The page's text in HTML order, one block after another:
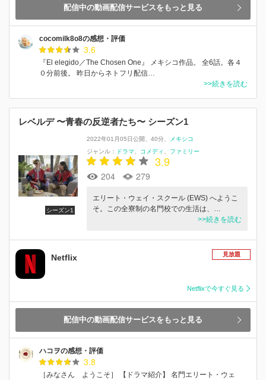
配信中の動画配信サービスをもっと見る
cocomilk8o8の感想・評価
3.6
『El elegido／The Chosen One』 メキシコ作品。 全6話。各４
０分前後。 昨日からネトフリ配信…
>>続きを読む
レベルデ 〜青春の反逆者たち〜 シーズン1
シーズン1
2022年01月05日公開 40分
メキシコ
ジャンル：
ドラマ コメディ ファミリー
3.9
204 279
エリート・ウェイ・スクール (EWS) へようこ
そ。この全寮制の名門校での生活は、…
>>続きを読む
Netflix 見放題
Netflixで今すぐ見る
配信中の動画配信サービスをもっと見る
ハコヲの感想・評価
3.8
［みなさん ようこそ］ 【ドラマ紹介】 名門エリート・ウェ